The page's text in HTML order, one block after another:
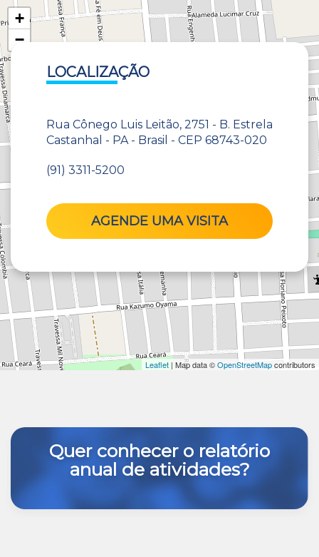
+
−
Leaflet | Map data ©OpenStreetMapcontributors
LOCALIZAÇÃO
Rua Cônego Luis Leitão, 2751 - B. Estrela
Castanhal - PA - Brasil - CEP 68743-020
(91) 3311-5200
AGENDE UMA VISITA
Quer conhecer o relatório
anual de atividades?